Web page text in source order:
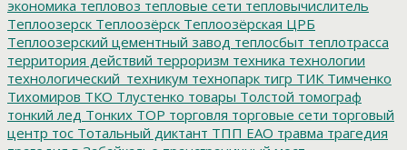
экономика тепловоз тепловые сети тепловычислитель
Теплоозерск Теплоозёрск Теплоозёрская ЦРБ
Теплоозерский цементный завод теплосбыт теплотрасса
территория действий терроризм техника технологии
технологический_техникум технопарк тигр ТИК Тимченко
Тихомиров ТКО Тлустенко товары Толстой томограф
тонкий лед Тонких ТОР торговля торговые сети торговый
центр тос Тотальный диктант ТПП ЕАО травма трагедия